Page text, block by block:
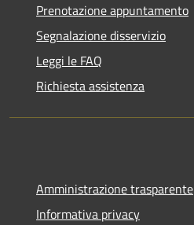
Prenotazione appuntamento
Segnalazione disservizio
Leggi le FAQ
Richiesta assistenza
Amministrazione trasparente
Informativa privacy